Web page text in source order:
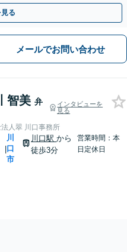
る
メールでお問い合わせ
智美 弁
インタビューを
見る
人翠 川口事務所
|
川
口
市
川口駅から
徒歩3分
営業時間：本
日定休日